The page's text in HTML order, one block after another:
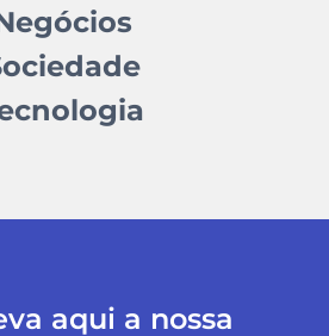
aqui a nossa